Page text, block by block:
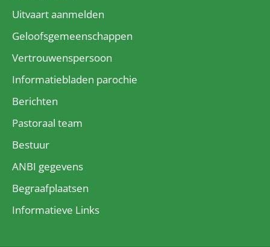
Uitvaart aanmelden
Geloofsgemeenschappen
Vertrouwenspersoon
Informatiebladen parochie
Berichten
Pastoraal team
Bestuur
ANBI gegevens
Begraafplaatsen
Informatieve Links